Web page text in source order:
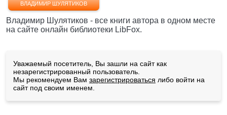
ВЛАДИМИР ШУЛЯТИКОВ
Владимир Шулятиков - все книги автора в одном месте
на сайте онлайн библиотеки LibFox.
Уважаемый посетитель, Вы зашли на сайт как
незарегистрированный пользователь.
Мы рекомендуем Вам зарегистрироваться либо войти на
сайт под своим именем.